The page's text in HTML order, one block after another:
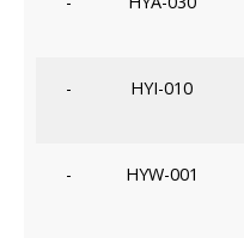
- HYI-010
- HYW-001